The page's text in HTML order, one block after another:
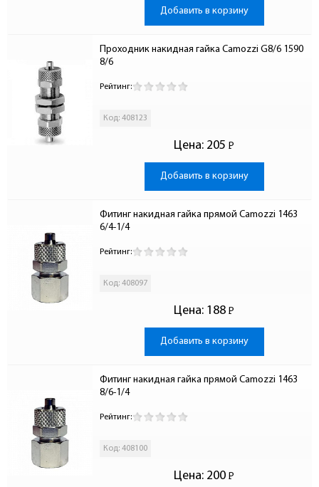
Добавить в корзину
Проходник накидная гайка Camozzi G8/6 1590
8/6
Рейтинг:
Код: 408123
Цена: 205 Р
-
Добавить в корзину
Фитинг накидная гайка прямой Camozzi 1463
6/4-1/4
Рейтинг:
Код: 408097
Цена: 188 Р
-
Добавить в корзину
Фитинг накидная гайка прямой Camozzi 1463
8/6-1/4
Рейтинг:
Код: 408100
Цена: 200 Р
-